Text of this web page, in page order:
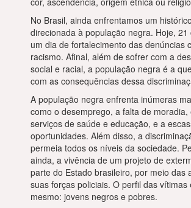
No Brasil, ainda enfrentamos um
direcionada à população negra. Hoje,
um dia de fortalecimento das denúncias
racismo. Afinal, além de sofrer com a
social e racial, a população negra é a
com as consequências dessa
A população negra enfrenta inúmeras
como o desemprego, a falta de moradia,
serviços de saúde e educação, e a
oportunidades. Além disso, a
permeia todos os níveis da sociedade.
ainda, a vivência de um projeto de
parte do Estado brasileiro, por meio das
suas forças policiais. O perfil das vítimas
mesmo: jovens negros e pobres.